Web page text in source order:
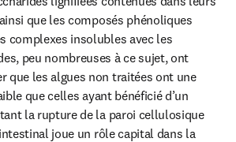
que les composés phénoliques
complexes insolubles avec les
peu nombreuses à ce sujet, ont
que les algues non traitées ont une
que celles ayant bénéficié d’un
la rupture de la paroi cellulosique
joue un rôle capital dans la